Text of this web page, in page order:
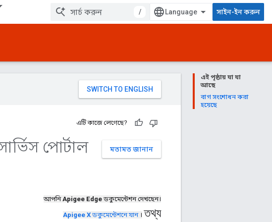
/ সাইন-ইন করুন
এই পৃষ্ঠায় যা যা
আছে
বাগ সংশোধন করা
হয়েছে
এটি কাজে লেগেছে?
মতামত জানান
পোর্টাল
আপনিApigee Edge ডকুমেন্টেশন দেখছেন।
Apigee X ডকুমেন্টেশনে যান। তথ্য